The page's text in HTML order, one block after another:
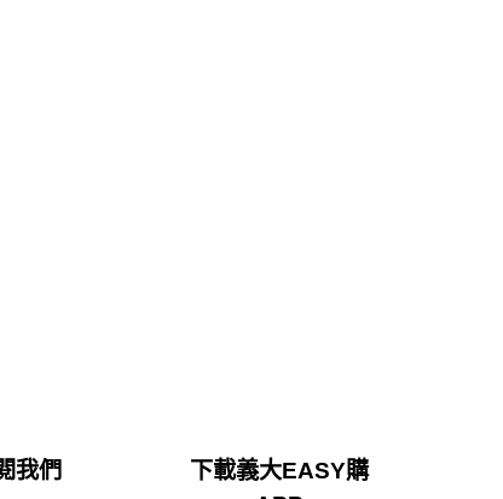
我們
下載義大EASY購